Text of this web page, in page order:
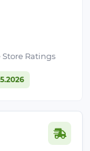
Ratings